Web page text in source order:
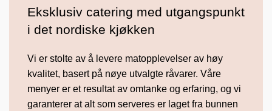
Eksklusiv catering med utgangspunkt
i det nordiske kjøkken
Vi er stolte av å levere matopplevelser av høy
kvalitet, basert på nøye utvalgte råvarer. Våre
menyer er et resultat av omtanke og erfaring, og vi
garanterer at alt som serveres er laget fra bunnen